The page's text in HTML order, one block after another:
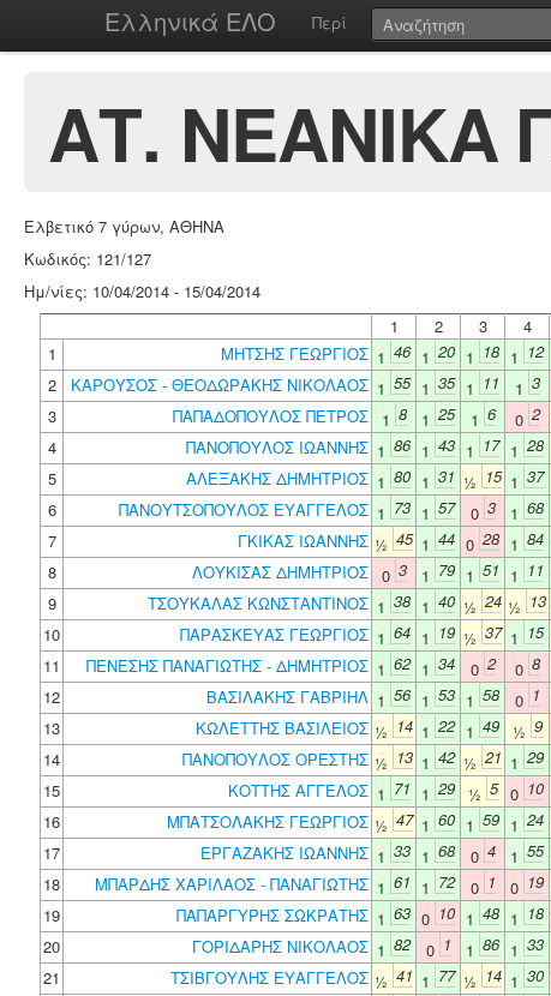
Ελληνικά ΕΛΟ Περί
ΑΤ. ΝΕΑΝΙΚΑ
Ελβετικό 7 γύρων, ΑΘΗΝΑ
Κωδικός: 121/127
Ημ/νίες: 10/04/2014 - 15/04/2014
1
2 3 4
1
ΜΗΤΣΗΣ ΓΕΩΡΓΙΟΣ 1 46 1 20 1 18 1 12
2
ΚΑΡΟΥΣΟΣ - ΘΕΟΔΩΡΑΚΗΣ ΝΙΚΟΛΑΟΣ 1 55 1 35 1 11 1 3
3
ΠΑΠΑΔΟΠΟΥΛΟΣ ΠΕΤΡΟΣ 1 8 1 25 1 6 0 2
4
ΠΑΝΟΠΟΥΛΟΣ ΙΩΑΝΝΗΣ 1 86 1 43 1 17 1 28
5
ΑΛΕΞΑΚΗΣ ΔΗΜΗΤΡΙΟΣ 1 80 1 31 ½ 15 1 37
6
ΠΑΝΟΥΤΣΟΠΟΥΛΟΣ ΕΥΑΓΓΕΛΟΣ 1 73 1 57 0 3 1 68
7
ΓΚΙΚΑΣ ΙΩΑΝΝΗΣ ½ 45 1 44 0 28 1 84
8
ΛΟΥΚΙΣΑΣ ΔΗΜΗΤΡΙΟΣ 0 3 1 79 1 51 1 11
9
ΤΣΟΥΚΑΛΑΣ ΚΩΝΣΤΑΝΤΙΝΟΣ 1 38 1 40 ½ 24 ½ 13
10
ΠΑΡΑΣΚΕΥΑΣ ΓΕΩΡΓΙΟΣ 1 64 1 19 ½ 37 1 15
11
ΠΕΝΕΣΗΣ ΠΑΝΑΓΙΩΤΗΣ - ΔΗΜΗΤΡΙΟΣ 1 62 1 34 0 2 0 8
12
ΒΑΣΙΛΑΚΗΣ ΓΑΒΡΙΗΛ 1 56 1 53 1 58 0 1
13
ΚΩΛΕΤΤΗΣ ΒΑΣΙΛΕΙΟΣ ½ 14 1 22 1 49 ½ 9
14
ΠΑΝΟΠΟΥΛΟΣ ΟΡΕΣΤΗΣ ½ 13 1 42 ½ 21 1 29
15
ΚΟΤΤΗΣ ΑΓΓΕΛΟΣ 1 71 1 29 ½ 5 0 10
16
ΜΠΑΤΣΟΛΑΚΗΣ ΓΕΩΡΓΙΟΣ ½ 47 1 60 1 59 1 24
17
ΕΡΓΑΖΑΚΗΣ ΙΩΑΝΝΗΣ 1 33 1 68 0 4 1 55
18
ΜΠΑΡΔΗΣ ΧΑΡΙΛΑΟΣ - ΠΑΝΑΓΙΩΤΗΣ 1 61 1 72 0 1 0 19
19
ΠΑΠΑΡΓΥΡΗΣ ΣΩΚΡΑΤΗΣ 1 63 0 10 1 48 1 18
20
ΓΟΡΙΔΑΡΗΣ ΝΙΚΟΛΑΟΣ 1 82 0 1 1 86 1 33
21
ΤΣΙΒΓΟΥΛΗΣ ΕΥΑΓΓΕΛΟΣ ½ 41 1 77 ½ 14 1 30